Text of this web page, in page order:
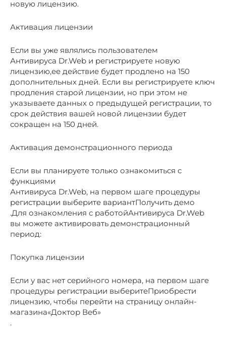
новую лицензию.
Активация лицензии
Если вы уже являлись пользователем
Антивируса Dr.Web и регистрируете новую
лицензию,ее действие будет продлено на 150
дополнительных дней. Если вы регистрируете ключ
продления старой лицензии, но при этом не
указываете данных о предыдущей регистрации, то
срок действия вашей новой лицензии будет
сокращен на 150 дней.
Активация демонстрационного периода
Если вы планируете только ознакомиться с
функциями
Антивируса Dr.Web, на первом шаге процедуры
регистрации выберите вариантПолучить демо
.Для ознакомления с работойАнтивируса Dr.Web
вы можете активировать демонстрационный
период:
Покупка лицензии
Если у вас нет серийного номера, на первом шаге
процедуры регистрации выберитеПриобрести
лицензию, чтобы перейти на страницу онлайн-
магазина«Доктор Веб»
.